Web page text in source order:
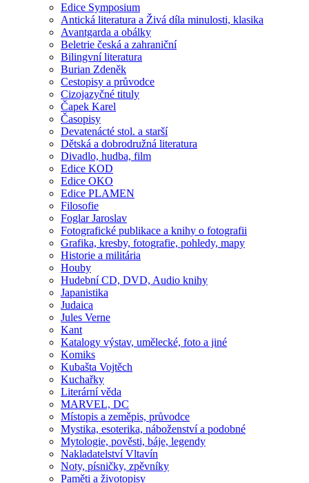
Edice Symposium
Antická literatura a Živá díla minulosti, klasika
Avantgarda a obálky
Beletrie česká a zahraniční
Bilingvní literatura
Burian Zdeněk
Cestopisy a průvodce
Cizojazyčné tituly
Čapek Karel
Časopisy
Devatenácté stol. a starší
Dětská a dobrodružná literatura
Divadlo, hudba, film
Edice KOD
Edice OKO
Edice PLAMEN
Filosofie
Foglar Jaroslav
Fotografické publikace a knihy o fotografii
Grafika, kresby, fotografie, pohledy, mapy
Historie a militária
Houby
Hudební CD, DVD, Audio knihy
Japanistika
Judaica
Jules Verne
Kant
Katalogy výstav, umělecké, foto a jiné
Komiks
Kubašta Vojtěch
Kuchařky
Literární věda
MARVEL, DC
Místopis a zeměpis, průvodce
Mystika, esoterika, náboženství a podobné
Mytologie, pověsti, báje, legendy
Nakladatelství Vltavín
Noty, písničky, zpěvníky
Paměti a životopisy